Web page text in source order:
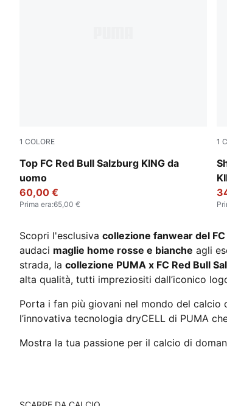
1 COLORE
Top FC Red Bull Salzburg KING da
uomo
PUMA Black-Matte Puma Gold
60,00 €
Prima era:65,00 €
1
Scopri l'esclusiva collezione fanwear del
audaci maglie home rosse e bianche agli
strada, la collezione PUMA x FC Red Bull
alta qualità, tutti impreziositi dall’iconico
Porta i fan più giovani nel mondo del calcio
l’innovativa tecnologia dryCELL di PUMA
Mostra la tua passione per il calcio di